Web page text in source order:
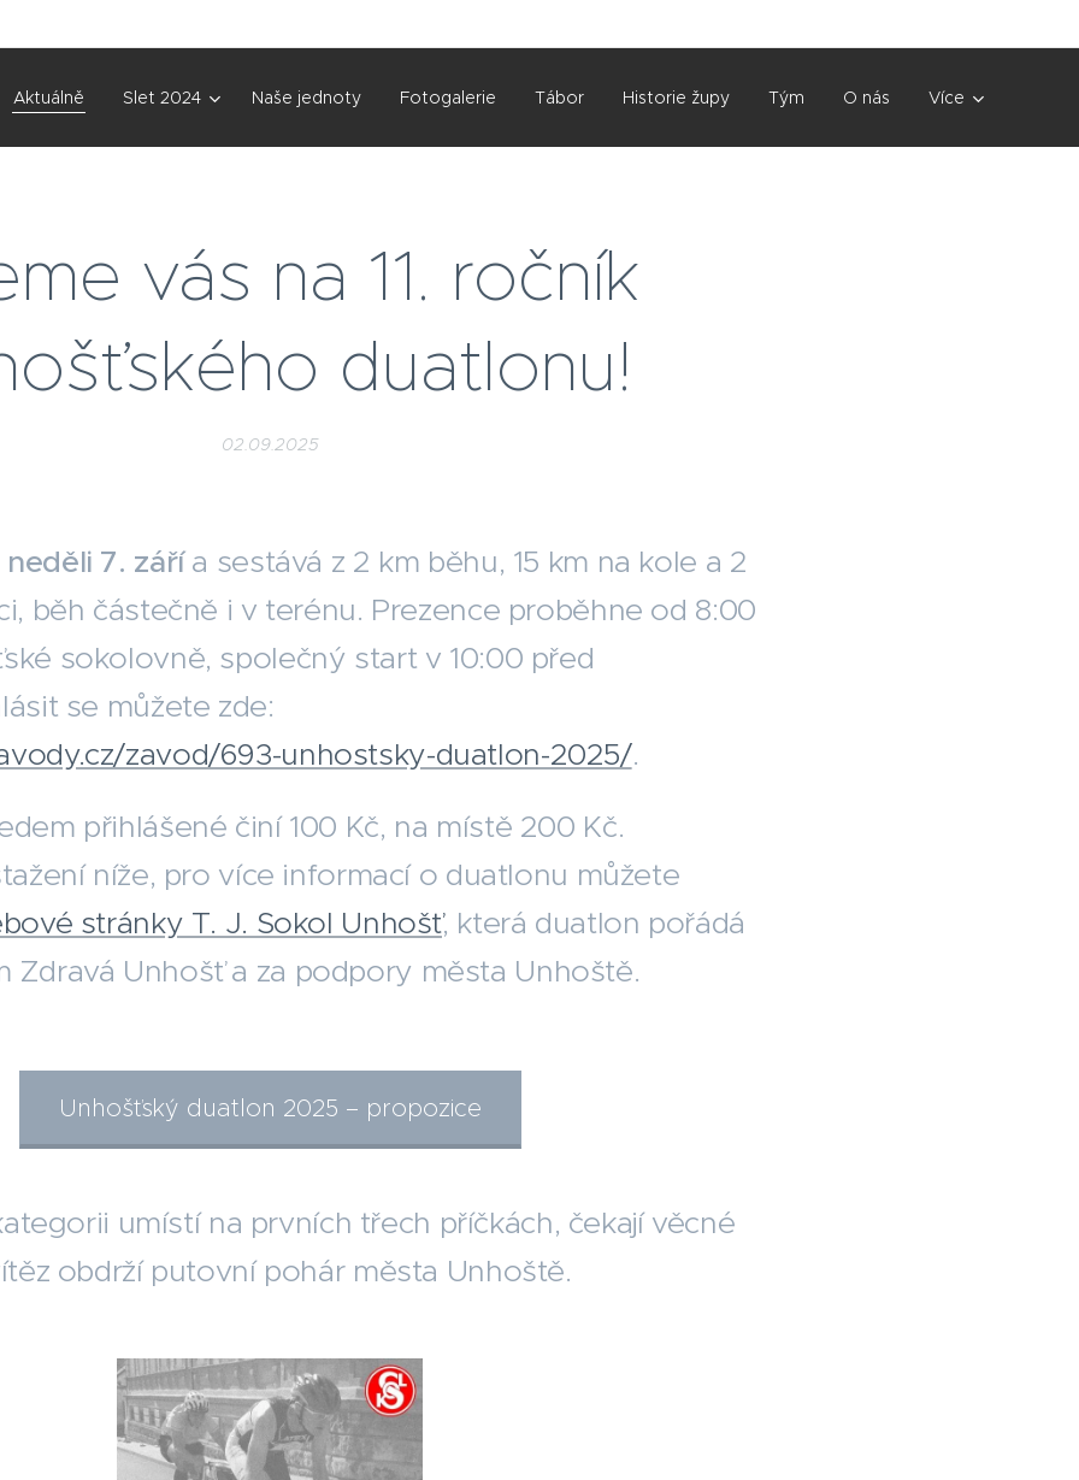
Aktuálně Slet 2024 Naše jednoty Fotogalerie Tábor Historie župy Tým O nás Více
vás na 11. ročník
duatlonu!
02.09.2025
neděli 7. zářía sestává z 2 km běhu, 15 km na kole a 2
běh částečně i v terénu. Prezence proběhne od 8:00
sokolovně, společný start v 10:00 před
se můžete zde:
zavod/693-unhostsky-duatlon-2025/.
přihlášené činí 100 Kč, na místě 200 Kč.
níže, pro více informací o duatlonu můžete
stránky T. J. Sokol Unhošť, která duatlon pořádá
Zdravá Unhošť a za podpory města Unhoště.
Unhošťský duatlon 2025 – propozice
umístí na prvních třech příčkách, čekají věcné
obdrží putovní pohár města Unhoště.